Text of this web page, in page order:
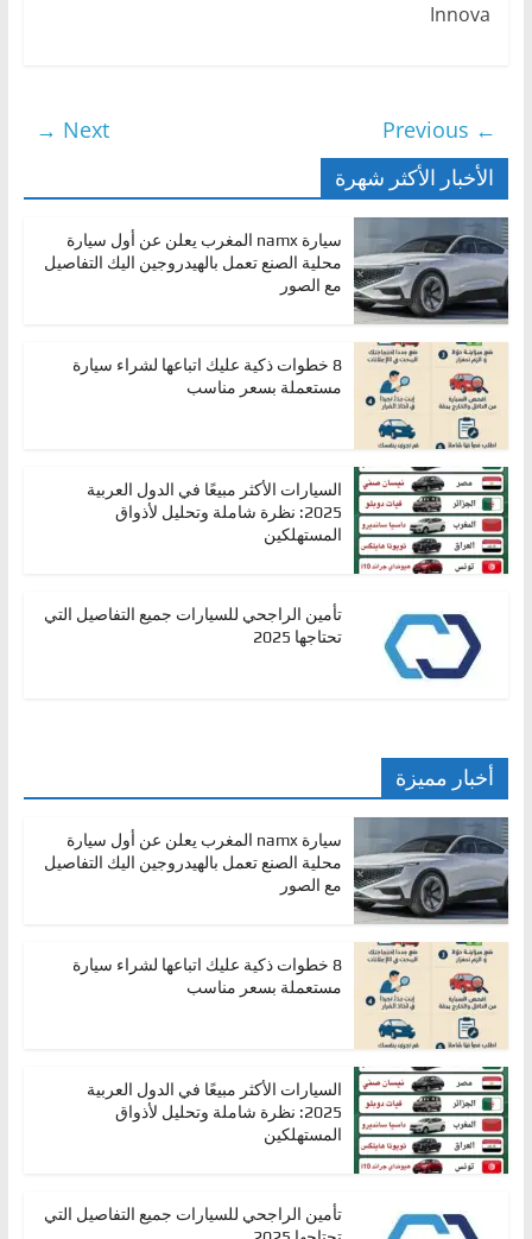
Innova
← Previous
Next →
الأخبار الأكثر شهرة
سيارة namx المغرب يعلن عن أول سيارة
محلية الصنع تعمل بالهيدروجين اليك التفاصيل
مع الصور
8 خطوات ذكية عليك اتباعها لشراء سيارة
مستعملة بسعر مناسب
السيارات الأكثر مبيعًا في الدول العربية
2025: نظرة شاملة وتحليل لأذواق
المستهلكين
تأمين الراجحي للسيارات جميع التفاصيل التي
تحتاجها 2025
أخبار مميزة
سيارة namx المغرب يعلن عن أول سيارة
محلية الصنع تعمل بالهيدروجين اليك التفاصيل
مع الصور
8 خطوات ذكية عليك اتباعها لشراء سيارة
مستعملة بسعر مناسب
السيارات الأكثر مبيعًا في الدول العربية
2025: نظرة شاملة وتحليل لأذواق
المستهلكين
تأمين الراجحي للسيارات جميع التفاصيل التي